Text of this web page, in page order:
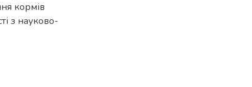
кормів
з науково-